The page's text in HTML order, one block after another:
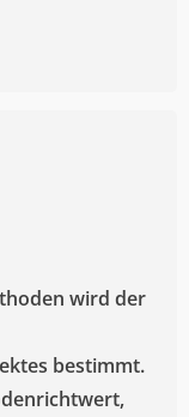
wird der
bestimmt.